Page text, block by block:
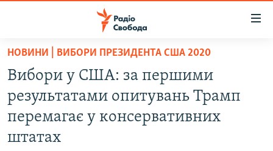
Перейти
основного
матеріалу
Перейти
до
основної
РАДІО СВОБОДА – 70 РОКІВ
ВСЕ ЗА ДОБУ
СТАТТІ
НОВИНИ | ВИБОРИ ПРЕЗИДЕНТА США 2020
Вибори у США: за першими
результатами опитувань Трамп
перемагає у консервативних
штатах